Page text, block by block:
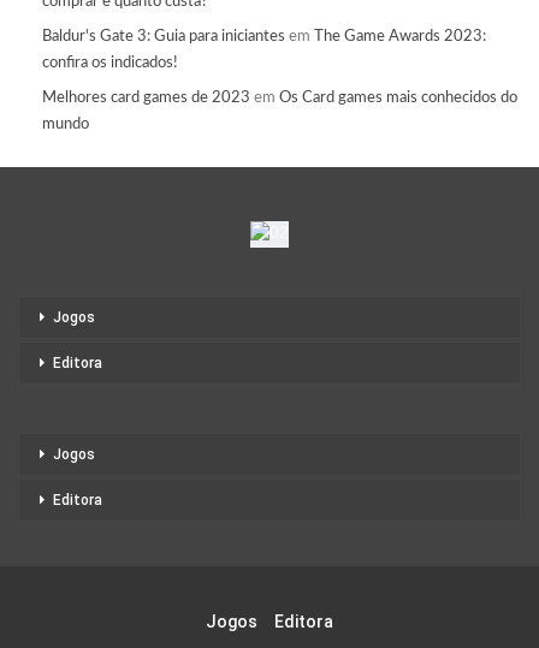
Baldur's Gate 3: Guia para iniciantes em
The Game Awards 2023:
confira os indicados!
Melhores card games de 2023 em Os Card games mais conhecidos do
mundo
Jogos
Editora
Jogos
Editora
Jogos Editora